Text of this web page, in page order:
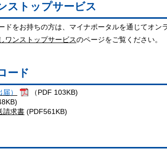
ストップサービス
をお持ちの方は、マイナポータルを通じてオン
ワンストップサービスのページをご覧ください。
ード
）
（PDF 103KB)
求書 (PDF561KB)